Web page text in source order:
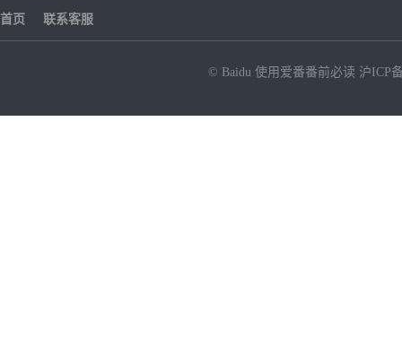
首页 联系客服
© Baidu 使用爱番番前必读 沪ICP